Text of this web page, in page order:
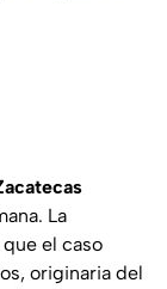
La
el caso
originaria del